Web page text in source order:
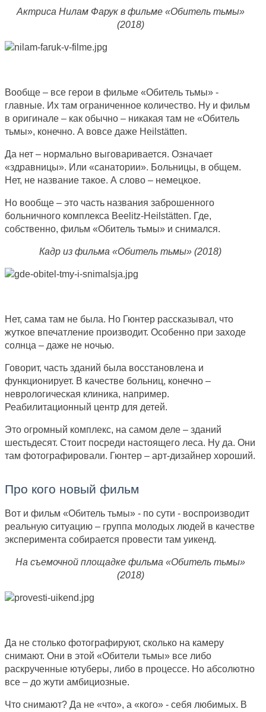
Актриса Нилам Фарук в фильме «Обитель тьмы»
(2018)
Вообще – все герои в фильме «Обитель тьмы» -
главные. Их там ограниченное количество. Ну и фильм
в оригинале – как обычно – никакая там не «Обитель
тьмы», конечно. А вовсе даже Heilstätten.
Да нет – нормально выговаривается. Означает
«здравницы». Или «санатории». Больницы, в общем.
Нет, не название такое. А слово – немецкое.
Но вообще – это часть названия заброшенного
больничного комплекса Beelitz-Heilstätten. Где,
собственно, фильм «Обитель тьмы» и снимался.
Кадр из фильма «Обитель тьмы» (2018)
Нет, сама там не была. Но Гюнтер рассказывал, что
жуткое впечатление производит. Особенно при заходе
солнца – даже не ночью.
Говорит, часть зданий была восстановлена и
функционирует. В качестве больниц, конечно –
неврологическая клиника, например.
Реабилитационный центр для детей.
Это огромный комплекс, на самом деле – зданий
шестьдесят. Стоит посреди настоящего леса. Ну да. Они
там фотографировали. Гюнтер – арт-дизайнер хороший.
Про кого новый фильм
Вот и фильм «Обитель тьмы» - по сути - воспроизводит
реальную ситуацию – группа молодых людей в качестве
эксперимента собирается провести там уикенд.
На съемочной площадке фильма «Обитель тьмы»
(2018)
Да не столько фотографируют, сколько на камеру
снимают. Они в этой «Обители тьмы» все либо
раскрученные ютуберы, либо в процессе. Но абсолютно
все – до жути амбициозные.
Что снимают? Да не «что», а «кого» - себя любимых. В